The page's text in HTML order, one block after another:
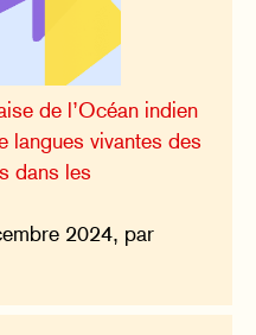
de l’Océan indien
langues vivantes des
dans les
2024, par